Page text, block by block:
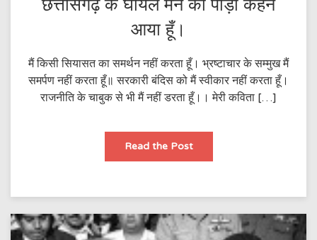
छत्तीसगढ़ के घायल मन की पीड़ा कहने
आया हूँ।
मैं किसी सियासत का समर्थन नहीं करता हूँ। भ्रष्टाचार के सम्मुख मैं
समर्पण नहीं करता हूँ॥ सरकारी बंदिस को मैं स्वीकार नहीं करता हूँ।
राजनीति के चाबुक से भी मैं नहीं डरता हूँ।। मेरी कविता […]
Read the Postछत्तीसगढ़
घायल
पीड़ा
आया
हूँ।